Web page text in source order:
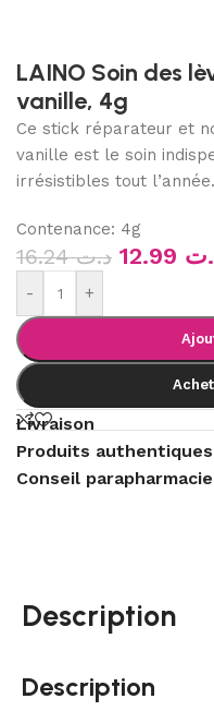
LAINO Soin des
vanille, 4g
Ce stick réparateur et
vanille est le soin
irrésistibles tout l’année.
Contenance: 4g
د.ت16.24
- +
Livraison
Produits authentiques
Conseil parapharmacie
Description
Description